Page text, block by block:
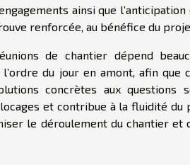
ainsi que
renforcée, au bénéfice du
de chantier dépend
du jour en amont, afin que
concrètes aux questions
et contribue à la fluidité du
le déroulement du chantier et